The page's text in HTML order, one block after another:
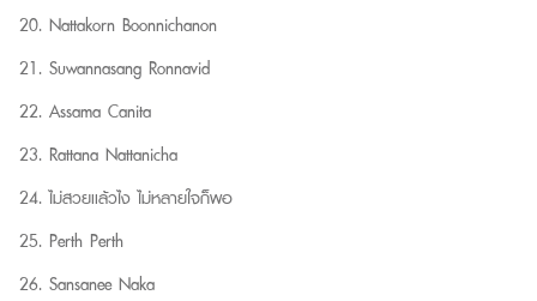
Nattakorn Boonnichanon
Suwannasang Ronnavid
Assama Canita
Rattana Nattanicha
ไม่สวยเเล้วไง ไม่หลายใจก็พอ
Perth Perth
Sansanee Naka